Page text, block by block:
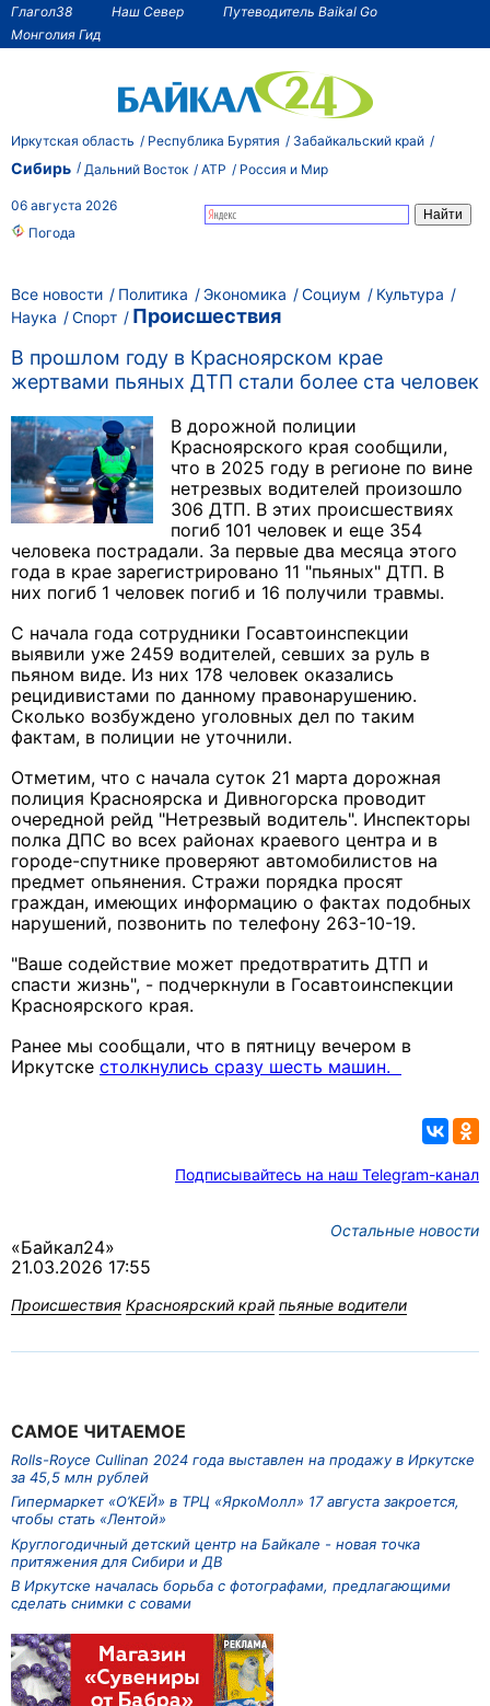
Глагол38 Наш Север
Путеводитель Baikal Go
Монголия Гид
Иркутская область Республика Бурятия Забайкальский край
Сибирь Дальний Восток АТР Россия и Мир
06 августа 2026
Погода
Все новости Политика Экономика Социум
Культура
Наука
Спорт
Происшествия
В прошлом году в Красноярском крае
жертвами пьяных ДТП стали более ста человек
В дорожной полиции
Красноярского края сообщили,
что в 2025 году в регионе по вине
нетрезвых водителей произошло
306 ДТП. В этих происшествиях
погиб 101 человек и еще 354
человека пострадали. За первые два месяца этого
года в крае зарегистрировано 11 "пьяных" ДТП. В
них погиб 1 человек погиб и 16 получили травмы.
С начала года сотрудники Госавтоинспекции
выявили уже 2459 водителей, севших за руль в
пьяном виде. Из них 178 человек оказались
рецидивистами по данному правонарушению.
Сколько возбуждено уголовных дел по таким
фактам, в полиции не уточнили.
Отметим, что с начала суток 21 марта дорожная
полиция Красноярска и Дивногорска проводит
очередной рейд "Нетрезвый водитель". Инспекторы
полка ДПС во всех районах краевого центра и в
городе-спутнике проверяют автомобилистов на
предмет опьянения. Стражи порядка просят
граждан, имеющих информацию о фактах подобных
нарушений, позвонить по телефону 263-10-19.
"Ваше содействие может предотвратить ДТП и
спасти жизнь", - подчеркнули в Госавтоинспекции
Красноярского края.
Ранее мы сообщали, что в пятницу вечером в
Иркутске столкнулись сразу шесть машин.
Подписывайтесь на наш Telegram-канал
Остальные новости
«Байкал24»
21.03.2026 17:55
Происшествия Красноярский край пьяные водители
САМОЕ ЧИТАЕМОЕ
Rolls-Royce Cullinan 2024 года выставлен на продажу в Иркутске
за 45,5 млн рублей
Гипермаркет «О’КЕЙ» в ТРЦ «ЯркоМолл» 17 августа закроется,
чтобы стать «Лентой»
Круглогодичный детский центр на Байкале - новая точка
притяжения для Сибири и ДВ
В Иркутске началась борьба с фотографами, предлагающими
сделать снимки с совами